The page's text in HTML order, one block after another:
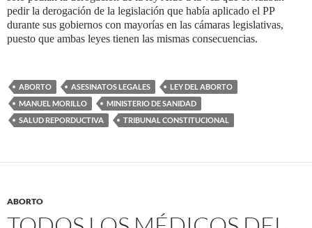
pedir la derogación de la legislación que había aplicado el PP
durante sus gobiernos con mayorías en las cámaras legislativas,
puesto que ambas leyes tienen las mismas consecuencias.
ABORTO ASESINATOS LEGALES
LEY DEL ABORTO
MANUEL MORILLO
MINISTERIO DE SANIDAD
SALUD REPORDUCTIVA
TRIBUNAL CONSTITUCIONAL
ABORTO